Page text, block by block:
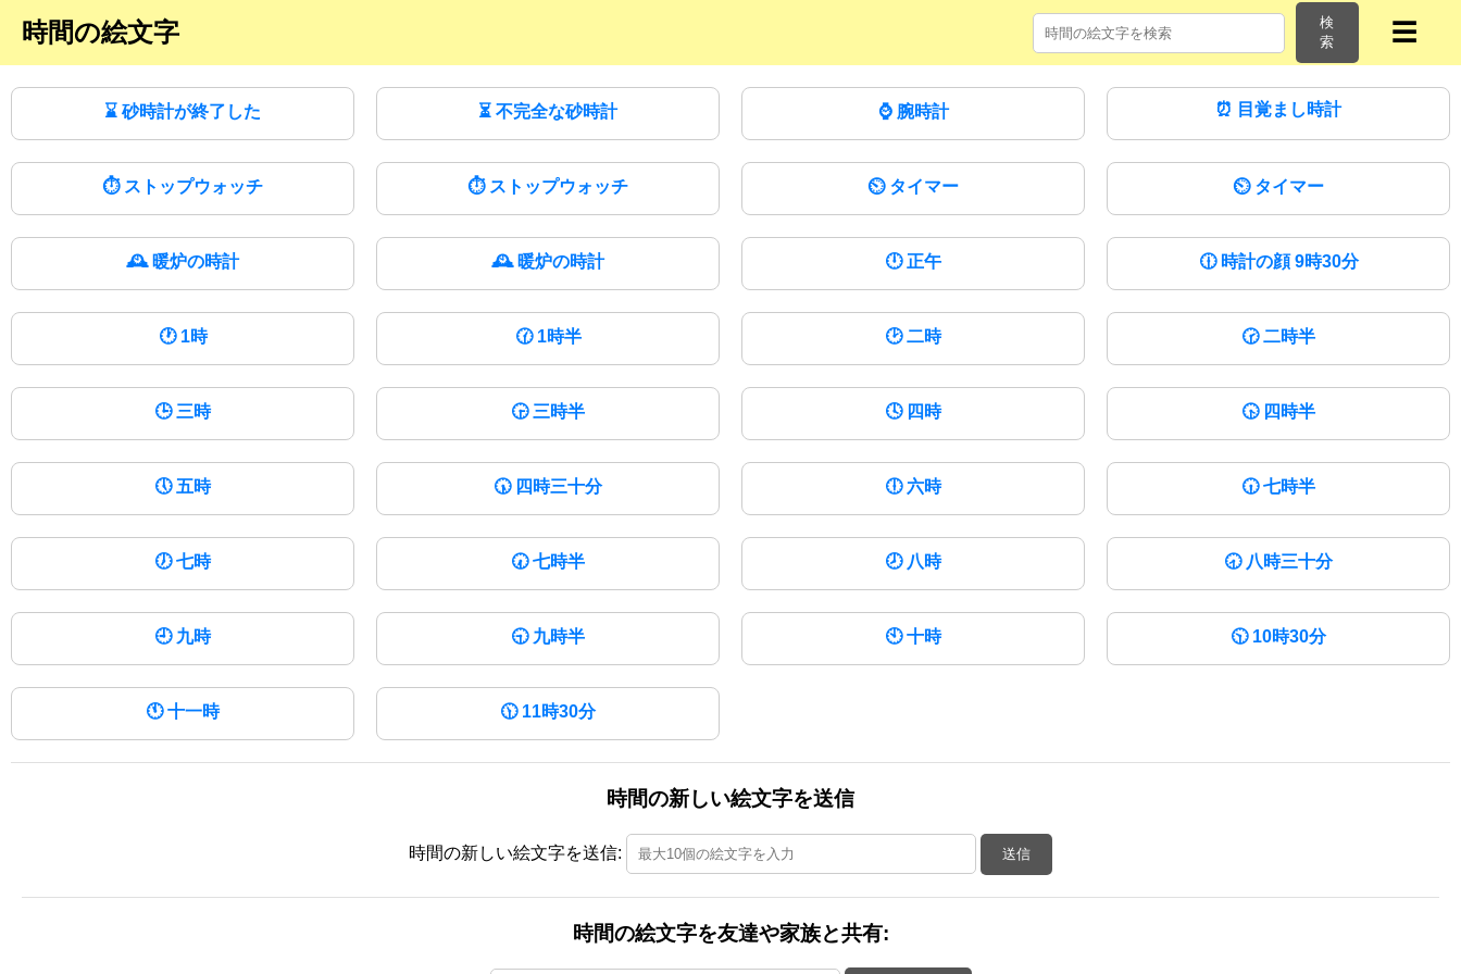
時間の絵文字
検
索
☰
⌛ 砂時計が終了した ⏳ 不完全な砂時計 ⌚腕時計 ⏰ 目覚まし時計
⏱️ストップウォッチ ⏱ストップウォッチ ⏲️タイマー ⏲タイマー
🕰️暖炉の時計 🕰暖炉の時計 🕛正午 🕧時計の顔 9時30分
🕐1時 🕜1時半 🕑二時 🕝二時半
🕒三時 🕞三時半 🕓四時 🕟四時半
🕔五時 🕠四時三十分 🕕六時 🕡七時半
🕖七時 🕢七時半 🕗八時 🕣八時三十分
🕘九時 🕤九時半 🕙十時 🕥10時30分
🕚十一時 🕦11時30分
時間の新しい絵文字を送信
時間の新しい絵文字を送信: 送信
時間の絵文字を友達や家族と共有: